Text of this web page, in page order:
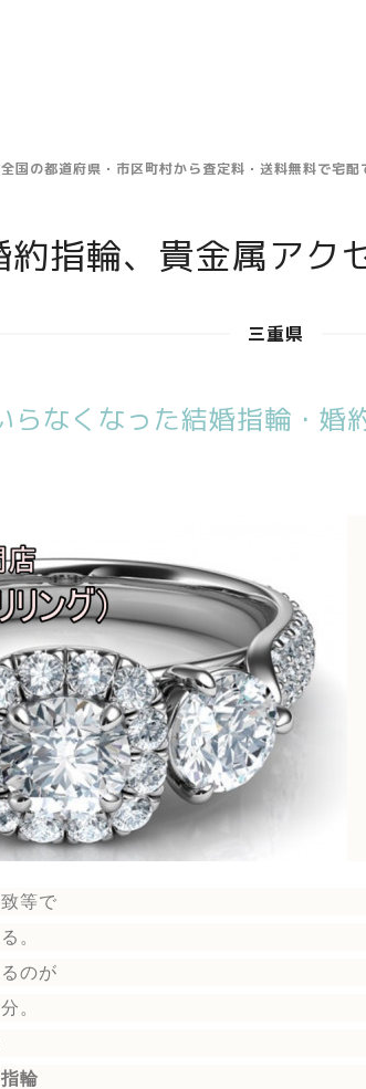
の都道府県・市区町村から査定料・送料無料で宅配
指輪、貴金属アク
三重県
らなくなった結婚指輪・婚
等で
。
のが
。
輪